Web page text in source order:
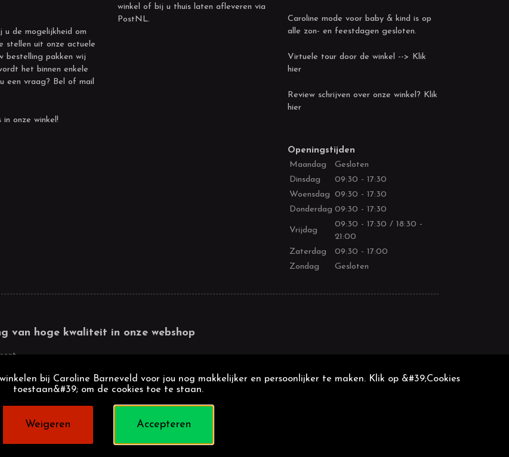
u de mogelijkheid om
stellen uit onze actuele
bestelling pakken wij
het binnen enkele
een vraag? Bel of mail
onze winkel!
winkel of bij u thuis laten afleveren via
PostNL.
Caroline mode voor baby & kind is op
alle zon- en feestdagen gesloten.
Virtuele tour door de winkel --> Klik
hier
Review schrijven over onze winkel? Klik
hier
Openingstijden
Maandag
Gesloten
Dinsdag
09:30 - 17:30
Woensdag 09:30 - 17:30
Donderdag 09:30 - 17:30
Vrijdag
09:30 - 17:30 / 18:30 -
21:00
Zaterdag
09:30 - 17:00
Zondag
Gesloten
van hoge kwaliteit in onze webshop
bij Caroline Barneveld voor jou nog makkelijker en persoonlijker te maken. Klik op &#39;Cookies
toestaan&#39; om de cookies toe te staan.
Weigeren Accepteren